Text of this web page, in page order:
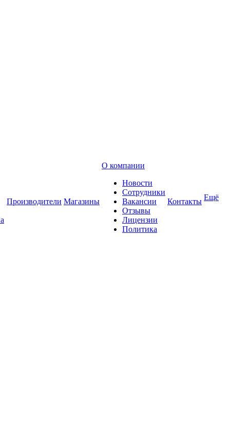
Производители Магазины
О компании
Новости
Сотрудники
Вакансии
Отзывы
Лицензии
Политика
Контакты Ещё